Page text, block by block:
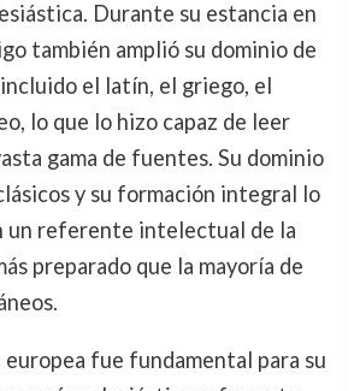
Durante su estancia en
también amplió su dominio de
el latín, el griego, el
lo que lo hizo capaz de leer
gama de fuentes. Su dominio
y su formación integral lo
un referente intelectual de la
preparado que la mayoría de
europea fue fundamental para su